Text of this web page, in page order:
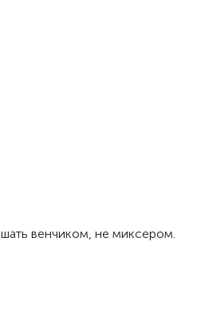
венчиком, не миксером.